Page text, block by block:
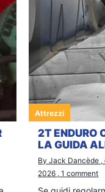
Attrezzi
2T ENDURO
LA GUIDA
By Jack Dancède ,
2026 , 1 comment